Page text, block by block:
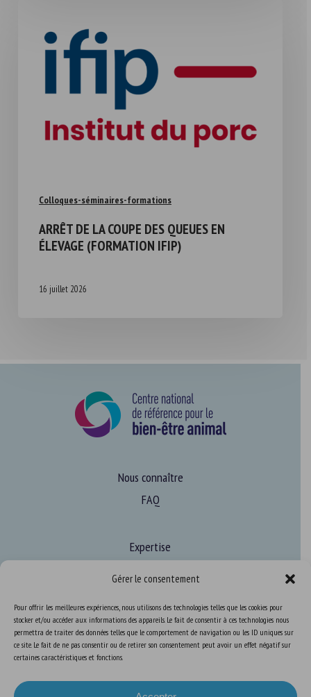
Gérer le consentement
Pour offrir les meilleures expériences, nous utilisons des technologies telles que les cookies pour
stocker et/ou accéder aux informations des appareils. Le fait de consentir à ces technologies nous
permettra de traiter des données telles que le comportement de navigation ou les ID uniques sur
ce site. Le fait de ne pas consentir ou de retirer son consentement peut avoir un effet négatif sur
certaines caractéristiques et fonctions.
Colloques-séminaires-formations
ARRÊT DE LA COUPE DES QUEUES EN
ÉLEVAGE (FORMATION IFIP)
16 juillet 2026
Nous connaître
FAQ
Expertise
Ressources